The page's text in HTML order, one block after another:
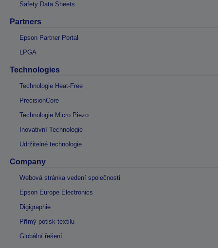
Safety Data Sheets
Partners
Epson Partner Portal
LPGA
Technologies
Technologie Heat-Free
PrecisionCore
Technologie Micro Piezo
Inovativní Technologie
Udržitelné technologie
Company
Webová stránka vedení společnosti
Epson Europe Electronics
Digigraphie
Přímý potisk textilu
Globální řešení